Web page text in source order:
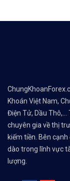
Khoán Việt Nam,
Điện Tử, Dầu
chuyên gia về thị
kiếm tiền. Bên
dào trong lĩnh vực
lượng.